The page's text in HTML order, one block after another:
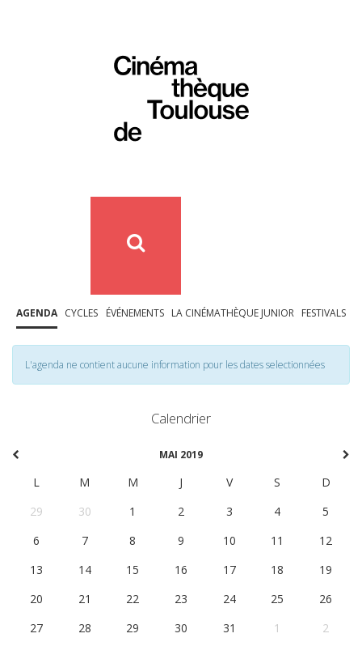
AGENDA CYCLES ÉVÉNEMENTS LA CINÉMATHÈQUE JUNIOR FESTIVALS
L'agenda ne contient aucune information pour les dates selectionnées
Calendrier
MAI 2019
L M M J V S
D
29
30 1 2 3 4
5
6
7 8 9 10 11
12
13
14 15 16 17 18
19
20
21 22 23 24 25
26
27
28 29 30 31 1 2